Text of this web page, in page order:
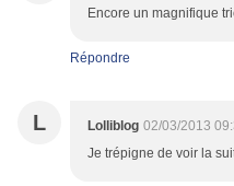
Encore un magnifique
Répondre
L Lolliblog 02/03/2013
Je trépigne de voir la